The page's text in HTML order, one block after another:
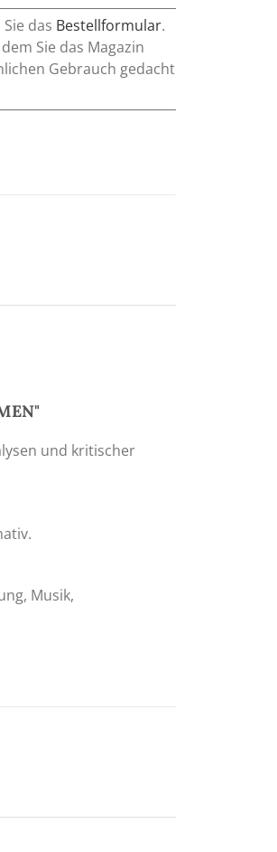
das Bestellformular.
Sie das Magazin
Gebrauch gedacht
und kritischer
Musik,